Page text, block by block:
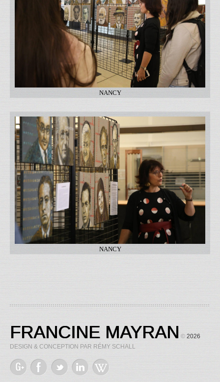
NANCY
NANCY
FRANCINE MAYRAN © 2026
DESIGN & CONCEPTION PAR RÉMY SCHALL